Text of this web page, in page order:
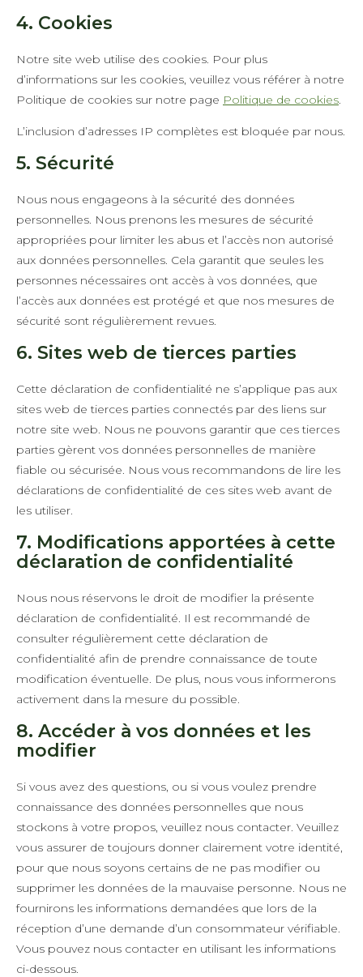
4. Cookies
Notre site web utilise des cookies. Pour plus
d’informations sur les cookies, veuillez vous référer à notre
Politique de cookies sur notre page Politique de cookies.
L’inclusion d’adresses IP complètes est bloquée par nous.
5. Sécurité
Nous nous engageons à la sécurité des données
personnelles. Nous prenons les mesures de sécurité
appropriées pour limiter les abus et l’accès non autorisé
aux données personnelles. Cela garantit que seules les
personnes nécessaires ont accès à vos données, que
l’accès aux données est protégé et que nos mesures de
sécurité sont régulièrement revues.
6. Sites web de tierces parties
Cette déclaration de confidentialité ne s’applique pas aux
sites web de tierces parties connectés par des liens sur
notre site web. Nous ne pouvons garantir que ces tierces
parties gèrent vos données personnelles de manière
fiable ou sécurisée. Nous vous recommandons de lire les
déclarations de confidentialité de ces sites web avant de
les utiliser.
7. Modifications apportées à cette
déclaration de confidentialité
Nous nous réservons le droit de modifier la présente
déclaration de confidentialité. Il est recommandé de
consulter régulièrement cette déclaration de
confidentialité afin de prendre connaissance de toute
modification éventuelle. De plus, nous vous informerons
activement dans la mesure du possible.
8. Accéder à vos données et les
modifier
Si vous avez des questions, ou si vous voulez prendre
connaissance des données personnelles que nous
stockons à votre propos, veuillez nous contacter. Veuillez
vous assurer de toujours donner clairement votre identité,
pour que nous soyons certains de ne pas modifier ou
supprimer les données de la mauvaise personne. Nous ne
fournirons les informations demandées que lors de la
réception d’une demande d’un consommateur vérifiable.
Vous pouvez nous contacter en utilisant les informations
ci-dessous.